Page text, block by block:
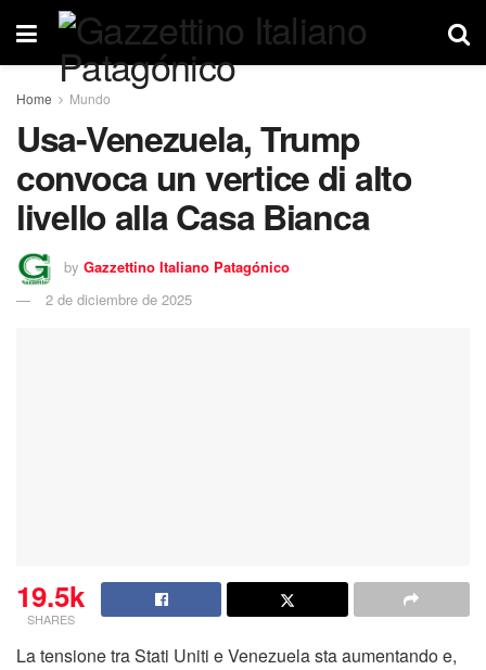
Home Mundo
Usa-Venezuela, Trump
convoca un vertice di alto
livello alla Casa Bianca
by Gazzettino Italiano Patagónico
2 de diciembre de 2025
19.5k
SHARES
La tensione tra Stati Uniti e Venezuela sta aumentando e,